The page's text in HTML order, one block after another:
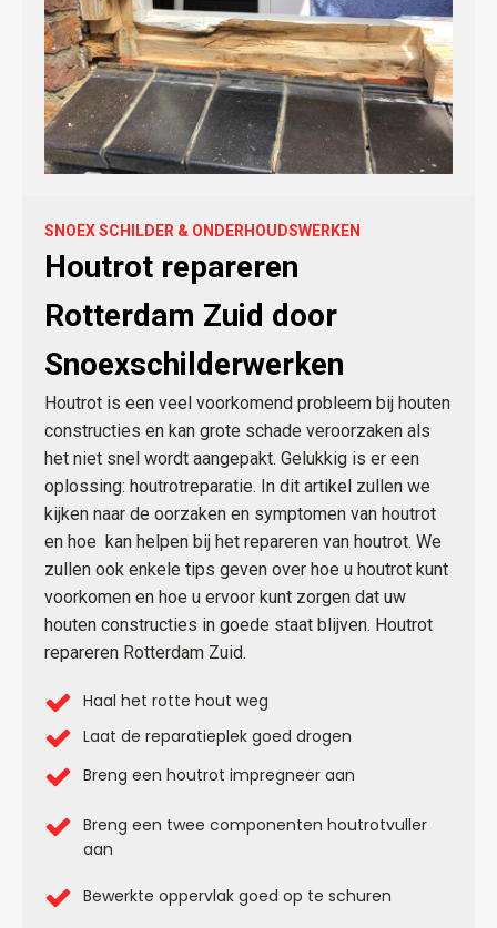
SNOEX SCHILDER & ONDERHOUDSWERKEN
Houtrot repareren
Rotterdam Zuid door
Snoexschilderwerken
Houtrot is een veel voorkomend probleem bij houten
constructies en kan grote schade veroorzaken als
het niet snel wordt aangepakt. Gelukkig is er een
oplossing: houtrotreparatie. In dit artikel zullen we
kijken naar de oorzaken en symptomen van houtrot
en hoe kan helpen bij het repareren van houtrot. We
zullen ook enkele tips geven over hoe u houtrot kunt
voorkomen en hoe u ervoor kunt zorgen dat uw
houten constructies in goede staat blijven. Houtrot
repareren Rotterdam Zuid.
Haal het rotte hout weg
Laat de reparatieplek goed drogen
Breng een houtrot impregneer aan
Breng een twee componenten houtrotvuller
aan
Bewerkte oppervlak goed op te schuren